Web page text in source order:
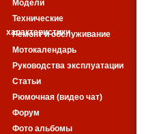
Модели
Технические
характеристики
Ремонт и обслуживание
Мотокалендарь
Руководства эксплуатации
Статьи
Рюмочная (видео чат)
Форум
Фото альбомы